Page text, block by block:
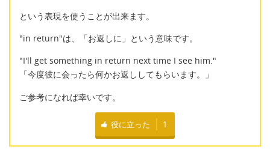
という表現を使うことが出来ます。
"in return"は、「お返しに」という意味です。
"I'll get something in return next time I see him."
「今度彼に会ったら何かお返ししてもらいます。」
ご参考になれば幸いです。
役に立った 1